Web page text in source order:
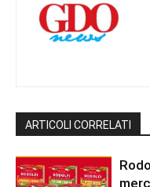
ARTICOLI CORRELATI